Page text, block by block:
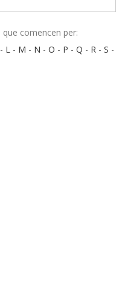
comencen per:
- L - M - N - O - P - Q - R - S -